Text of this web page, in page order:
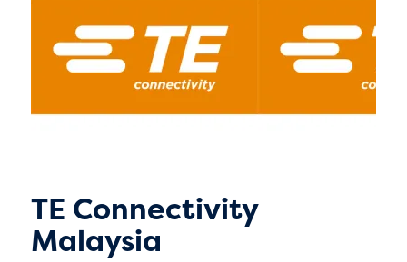
TE Connectivity
Malaysia